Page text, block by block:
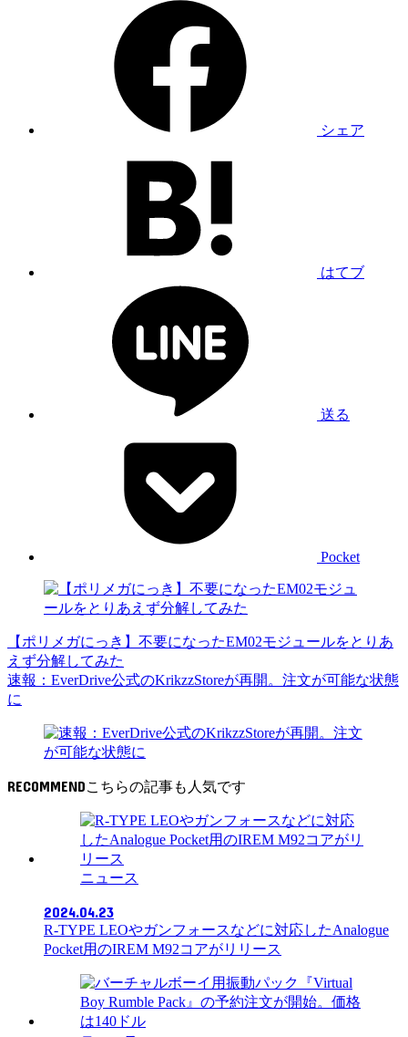
シェア
はてブ
送る
Pocket
【ポリメガにっき】不要になったEM02モジュールをとりあ
えず分解してみた
速報：EverDrive公式のKrikzzStoreが再開。注文が可能な状態
に
RECOMMEND
ニュース
2024.04.23
R-TYPE LEOやガンフォースなどに対応したAnalogue
Pocket用のIREM M92コアがリリース